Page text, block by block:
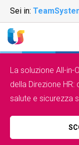
Sei in:
La soluzione All-
della Direzione
salute e sicurezza